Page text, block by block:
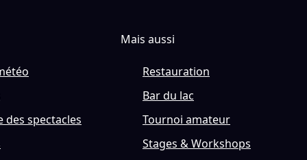
des spectacles
Mais aussi
Restauration
Bar du lac
Tournoi amateur
Stages & Workshops